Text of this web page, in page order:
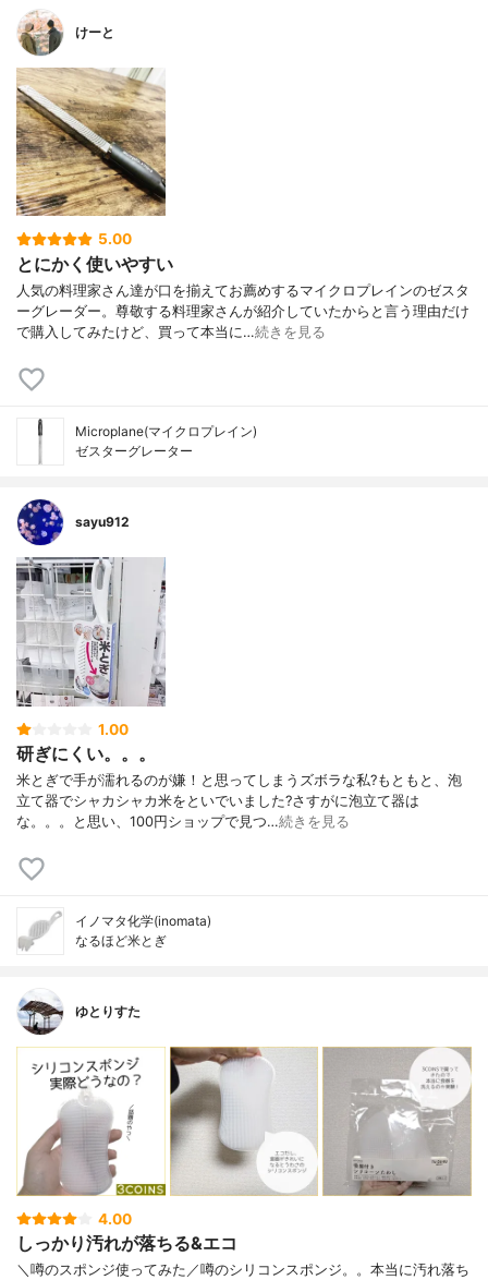
けーと
5.00
とにかく使いやすい
人気の料理家さん達が口を揃えてお薦めするマイクロプレインのゼスタ
ーグレーダー。尊敬する料理家さんが紹介していたからと言う理由だけ
で購入してみたけど、買って本当に…続きを見る
Microplane(マイクロプレイン)
ゼスターグレーター
sayu912
1.00
研ぎにくい。。。
米とぎで手が濡れるのが嫌！と思ってしまうズボラな私?もともと、泡
立て器でシャカシャカ米をといでいました?さすがに泡立て器は
な。。。と思い、100円ショップで見つ…続きを見る
イノマタ化学(inomata)
なるほど米とぎ
ゆとりすた
4.00
しっかり汚れが落ちる&エコ
＼噂のスポンジ使ってみた／噂のシリコンスポンジ。。本当に汚れ落ち